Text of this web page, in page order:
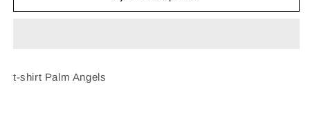
t-shirt Palm Angels